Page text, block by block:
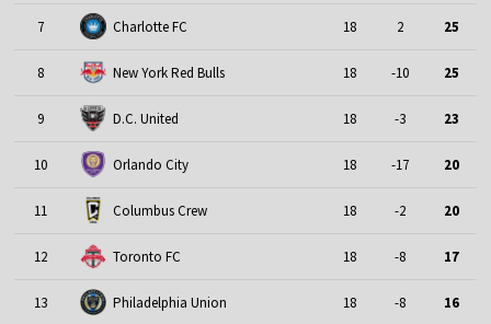
7 Charlotte FC 18 2 25
8 New York Red Bulls 18 -10 25
9 D.C. United 18 -3 23
10 Orlando City 18 -17 20
11 Columbus Crew 18 -2 20
12 Toronto FC 18 -8 17
13 Philadelphia Union 18 -8 16